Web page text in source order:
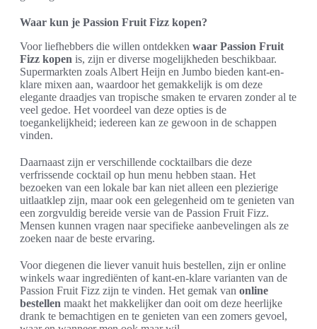
Waar kun je Passion Fruit Fizz kopen?
Voor liefhebbers die willen ontdekken waar Passion Fruit
Fizz kopen is, zijn er diverse mogelijkheden beschikbaar.
Supermarkten zoals Albert Heijn en Jumbo bieden kant-en-
klare mixen aan, waardoor het gemakkelijk is om deze
elegante draadjes van tropische smaken te ervaren zonder al te
veel gedoe. Het voordeel van deze opties is de
toegankelijkheid; iedereen kan ze gewoon in de schappen
vinden.
Daarnaast zijn er verschillende cocktailbars die deze
verfrissende cocktail op hun menu hebben staan. Het
bezoeken van een lokale bar kan niet alleen een plezierige
uitlaatklep zijn, maar ook een gelegenheid om te genieten van
een zorgvuldig bereide versie van de Passion Fruit Fizz.
Mensen kunnen vragen naar specifieke aanbevelingen als ze
zoeken naar de beste ervaring.
Voor diegenen die liever vanuit huis bestellen, zijn er online
winkels waar ingrediënten of kant-en-klare varianten van de
Passion Fruit Fizz zijn te vinden. Het gemak van online
bestellen maakt het makkelijker dan ooit om deze heerlijke
drank te bemachtigen en te genieten van een zomers gevoel,